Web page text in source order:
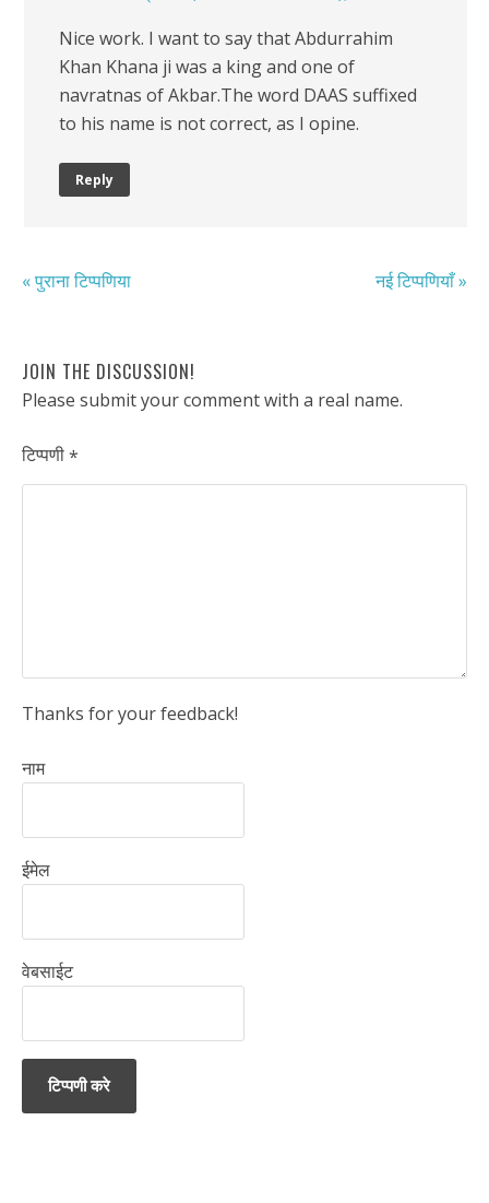
Nice work. I want to say that Abdurrahim
Khan Khana ji was a king and one of
navratnas of Akbar.The word DAAS suffixed
to his name is not correct, as I opine.
Reply
« पुराना टिप्पणिया नई टिप्पणियाँ »
JOIN THE DISCUSSION!
Please submit your comment with a real name.
टिप्पणी*
Thanks for your feedback!
नाम
ईमेल
वेबसाईट